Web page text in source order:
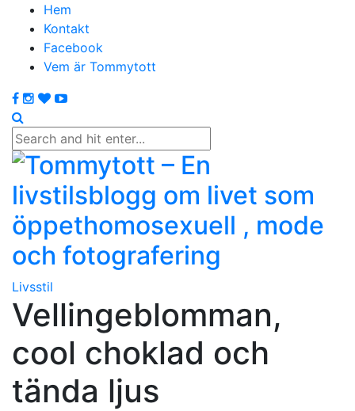
Hem
Kontakt
Facebook
Vem är Tommytott
Livsstil
Vellingeblomman,
cool choklad och
tända ljus